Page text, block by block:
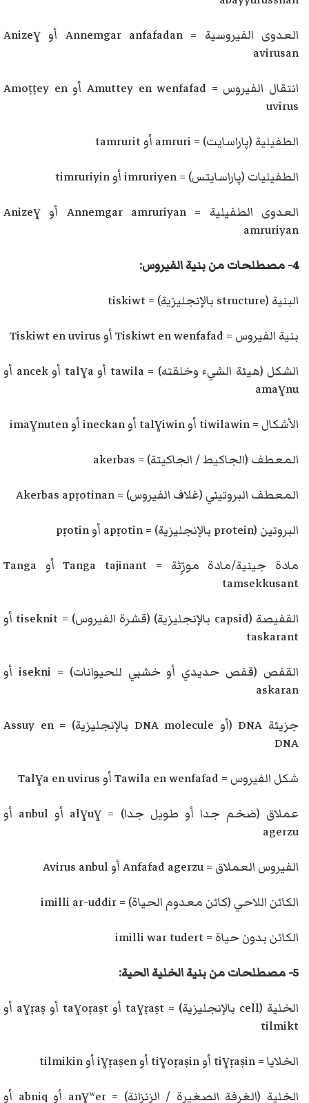
العدوى الفيروسية = Annemgar anfafadan أو Anizeɣ
avirusan
انتقال الفيروس = Amuttey en wenfafad أو Amoṭṭey en
uvirus
الطفيلية (پاراسايت) = amruri أو tamrurit
الطفيليات (پاراسايتس) = imruriyen أو timruriyin
العدوى الطفيلية = Annemgar amruriyan أو Anizeɣ
amruriyan
4- مصطلحات من بنية الفيروس:
البنية (structure بالإنجليزية) = tiskiwt
بنية الفيروس = Tiskiwt en wenfafad أو Tiskiwt en uvirus
الشكل (هيئة الشيء وخلقته) = tawila أو talɣa أو ancek أو
amaɣnu
الأشكال = tiwilawin أو talɣiwin أو ineckan أو imaɣnuten
المعطف (الجاكيط / الجاكيتة) = akerbas
المعطف البروتيني (غلاف الفيروس) = Akerbas apṛotinan
البروتين (protein بالإنجليزية) = apṛotin أو pṛotin
مادة جينية/مادة مورِّثة = Tanga tajinant أو Tanga
tamsekkusant
القفيصة (capsid بالإنجليزية) (قشرة الفيروس) = tiseknit أو
taskarant
القفص (قفص حديدي أو خشبي للحيوانات) = isekni أو
askaran
جزيئة DNA (أو DNA molecule بالإنجليزية) = Assuy en
DNA
شكل الفيروس = Tawila en wenfafad أو Talɣa en uvirus
عملاق (ضخم جدا أو طويل جدا) = alɣuɣ أو anbul أو
agerzu
الفيروس العملاق = Anfafad agerzu أو Avirus anbul
الكائن اللاحي (كائن معدوم الحياة) = imilli ar-uddir
الكائن بدون حياة = imilli war tudert
5- مصطلحات من بنية الخلية الحية:
الخلية (cell بالإنجليزية) = taɣṛaṣt أو taɣoṛaṣt أو aɣṛaṣ أو
tilmikt
الخلايا = tiɣṛaṣin أو tiɣoṛaṣin أو iɣṛaṣen أو tilmikin
الخلية (الغرفة الصغيرة / الزنزانة) = anɣʷer أو abniq أو